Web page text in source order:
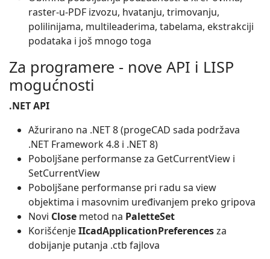
raster-u-PDF izvozu, hvatanju, trimovanju,
polilinijama, multileaderima, tabelama, ekstrakciji
podataka i još mnogo toga
Za programere - nove API i LISP
mogućnosti
.NET API
Ažurirano na .NET 8 (progeCAD sada podržava
.NET Framework 4.8 i .NET 8)
Poboljšane performanse za GetCurrentView i
SetCurrentView
Poboljšane performanse pri radu sa view
objektima i masovnim uređivanjem preko gripova
Novi Close metod na PaletteSet
KorišćenjeIIcadApplicationPreferencesza
dobijanje putanja .ctb fajlova